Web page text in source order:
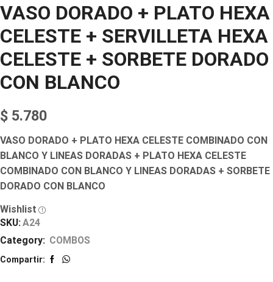
VASO DORADO + PLATO HEXA
CELESTE + SERVILLETA HEXA
CELESTE + SORBETE DORADO
CON BLANCO
$ 5.780
VASO DORADO + PLATO HEXA CELESTE COMBINADO CON
BLANCO Y LINEAS DORADAS + PLATO HEXA CELESTE
COMBINADO CON BLANCO Y LINEAS DORADAS + SORBETE
DORADO CON BLANCO
Wishlist
SKU: A24
Category: COMBOS
Compartir: